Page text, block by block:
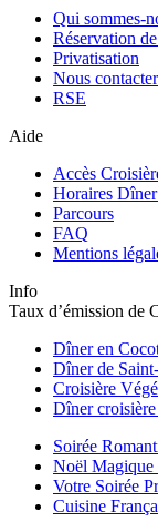
Qui sommes-
Réservation
Privatisation
Nous contacter
RSE
Aide
Accès
Horaires
Parcours
FAQ
Mentions
Info
Taux d’émission de
Dîner en
Dîner de
Croisière
Dîner
Soirée
Noël Magique
Votre Soirée
Cuisine